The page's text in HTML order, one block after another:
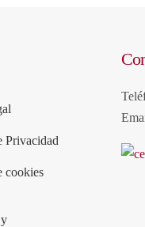
Privacidad
cookies